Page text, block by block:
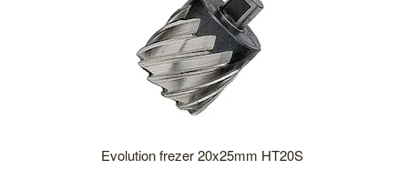
Evolution frezer 20x25mm HT20S